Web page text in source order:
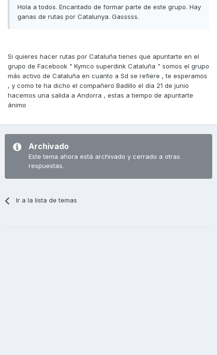
Hola a todos. Encantado de formar parte de este grupo. Hay
ganas de rutas por Catalunya. Gasssss.
Si quieres hacer rutas por Cataluña tienes que apuntarte en el
grupo de Facebook " Kymco superdink Cataluña " somos el grupo
más activo de Cataluña en cuanto a Sd se refiere , te esperamos
, y como te ha dicho el compañero Badillo el día 21 de junio
hacemos una salida a Andorra , estas a tiempo de apuntarte
ánimo
Archivado
Este tema ahora está archivado y cerrado a otras
respuestas.
Ir a la lista de temas